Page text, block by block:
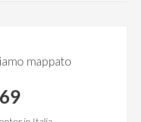
mappato